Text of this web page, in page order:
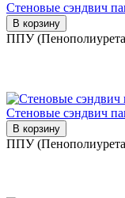
Стеновые сэндвич
В корзину
ППУ
Стеновые сэндвич
В корзину
ППУ